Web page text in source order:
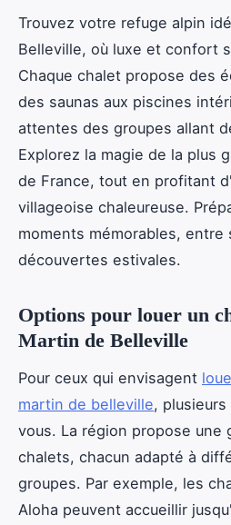
Trouvez votre refuge alpin
Belleville, où luxe et confort
Chaque chalet propose des
des saunas aux piscines
attentes des groupes allant
Explorez la magie de la plus
de France, tout en profitant
villageoise chaleureuse.
moments mémorables,
découvertes estivales.
Options pour louer un
Martin de Belleville
Pour ceux qui envisagent
martin de belleville,
vous. La région propose une
chalets, chacun adapté à
groupes. Par exemple, les
Aloha peuvent accueillir